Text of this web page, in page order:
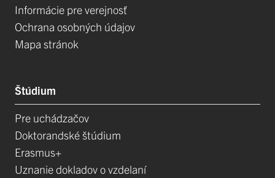
Informácie pre verejnosť
Ochrana osobných údajov
Mapa stránok
Štúdium
Pre uchádzačov
Doktorandské štúdium
Erasmus+
Uznanie dokladov o vzdelaní